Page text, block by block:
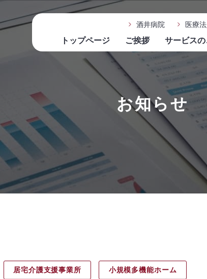
酒井病院 医療
トップページ ご挨拶 サービス
お知らせ
居宅介護支援事業所 小規模多機能ホーム